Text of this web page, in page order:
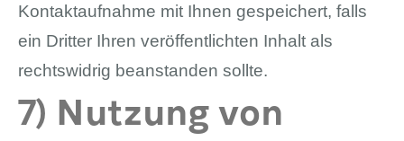
Kontaktaufnahme mit Ihnen gespeichert, falls
ein Dritter Ihren veröffentlichten Inhalt als
rechtswidrig beanstanden sollte.
7) Nutzung von